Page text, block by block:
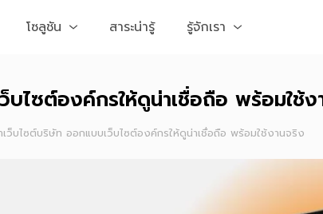
โซลูชัน สาระน่ารู้ รู้จักเรา
บไซต์องค์กรให้ดูน่าเชื่อถือ พร้อมใช้ง
เว็บไซต์บริษัท ออกแบบเว็บไซต์องค์กรให้ดูน่าเชื่อถือ พร้อมใช้งานจริง